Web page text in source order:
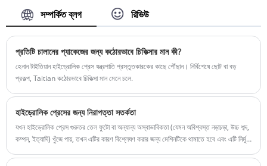
লিড সময়: 4-5 মাস
হাইড্রোলিক প্রেস সরবরাহ করতে চাই। হেনান টাইতিয়ান হেভি
ইন্ডাস্ট্রি মেশিনারি ম্যানুফ্যাকচার কোং, লিমিটেডের গার্হস্থ্য বাজার
এবং বিদেশী বাজারের গ্রাহক রয়েছে।
আইটেম নম্বর: TT-LM2500T
পেমেন্ট: T/T, L/C
পণ্যের উত্স: চীন
রঙ: গ্রাহকের প্রয়োজন অনুযায়ী
শিপিং পোর্ট: জিয়ামেন
লিড টাইম: 4 মাস
সম্পর্কিত ব্লগ রিভিউ
প্রতিটি চালানের প্যাকেজের জন্য কঠোরভাবে চিকিত্সার মান কী?
হেনান টাইতিয়ান হাইড্রোলিক প্রেস যন্ত্রপাতি প্রস্তুতকারকের কাছে পৌঁছান। নির্বিশেষে ছোট বা বড়
প্রকল্প, Taitian কঠোরভাবে চিকিত্সা মান মেনে চলে.
হাইড্রোলিক প্রেসের জন্য নিরাপত্তা সতর্কতা
যখন হাইড্রোলিক প্রেস গুরুতর তেল ফুটো বা অন্যান্য অস্বাভাবিকতা (যেমন অবিশ্বস্ত নড়াচড়া, উচ্চ শব্দ,
কম্পন, ইত্যাদি) খুঁজে পায়, তখন এটির কারণ বিশ্লেষণ করার জন্য মেশিনটিকে থামাতে হবে এবং এটি নির্মূল